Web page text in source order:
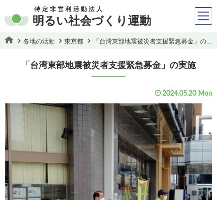
特定非営利活動法人
明るい社会づくり運動
各地の活動 東京都 「台湾東部地震被災者支援緊急募金」の実施
「台湾東部地震被災者支援緊急募金」の実施
2024.05.20 Mon